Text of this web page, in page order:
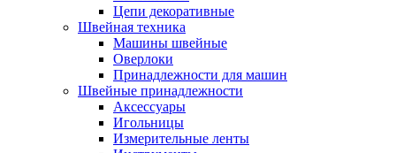
Цепи декоративные
Швейная техника
Машины швейные
Оверлоки
Принадлежности для машин
Швейные принадлежности
Аксессуары
Игольницы
Измерительные ленты